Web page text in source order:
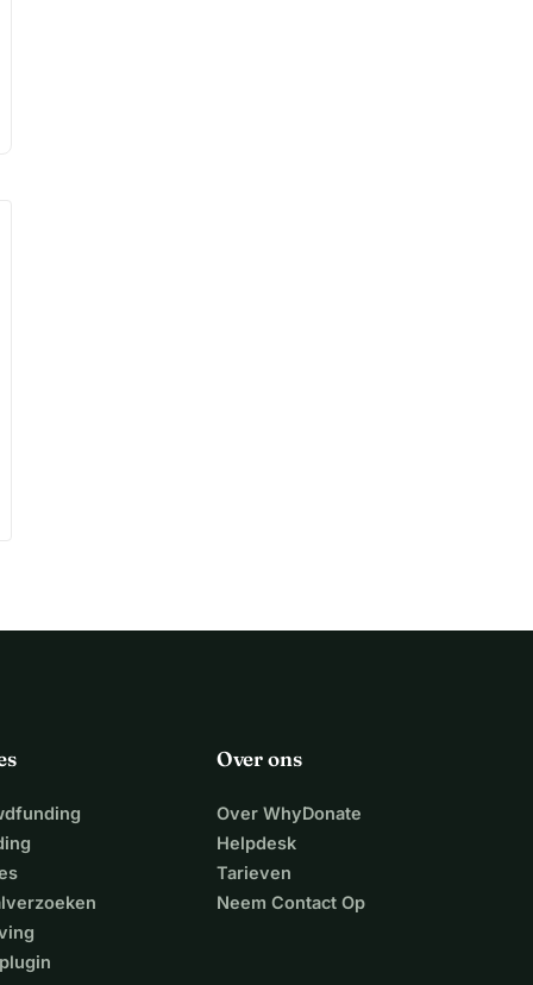
Over ons
Over WhyDonate
Helpdesk
Tarieven
Neem Contact Op